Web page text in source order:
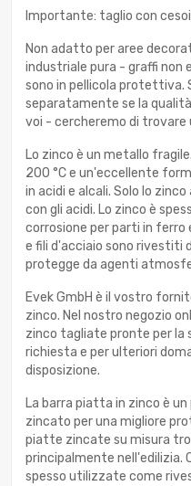
Importante: taglio con
Non adatto per aree
industriale pura - graffi non
sono in pellicola protettiva.
separatamente se la
voi - cercheremo di trovare
Lo zinco è un metallo
200 °C e un'eccellente
in acidi e alcali. Solo lo
con gli acidi. Lo zinco è
corrosione per parti in ferro
e fili d'acciaio sono rivestiti
protegge da agenti
Evek GmbH è il vostro
zinco. Nel nostro negozio
zinco tagliate pronte per la
richiesta e per ulteriori
disposizione.
La barra piatta in zinco è
zincato per una migliore
piatte zincate su misura
principalmente nell'edilizia.
spesso utilizzate come